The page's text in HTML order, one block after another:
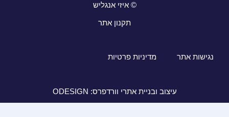
© איזי אנגליש
תקנון אתר
נגישות אתר מדיניות פרטיות
עיצוב ובניית אתרי וורדפרס: ODESIGN